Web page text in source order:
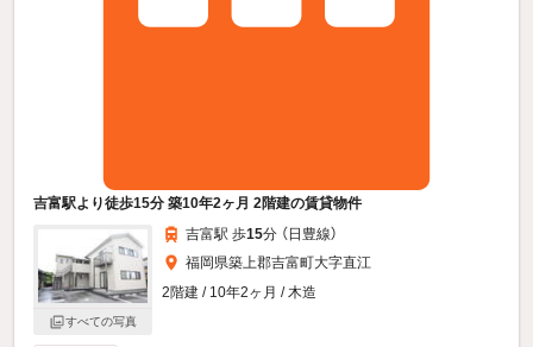
吉富駅より徒歩15分 築10年2ヶ月 2階建の賃貸物件
すべての写真
吉富駅 歩15分 （日豊線）
福岡県築上郡吉富町大字直江
2階建 / 10年2ヶ月 / 木造